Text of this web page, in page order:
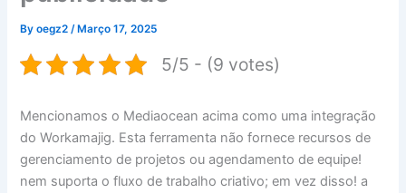
Byoegz2/ Março 17, 2025
5/5 - (9 votes)
Mencionamos o Mediaocean acima como uma integração
do Workamajig. Esta ferramenta não fornece recursos de
gerenciamento de projetos ou agendamento de equipe!
nem suporta o fluxo de trabalho criativo; em vez disso! a